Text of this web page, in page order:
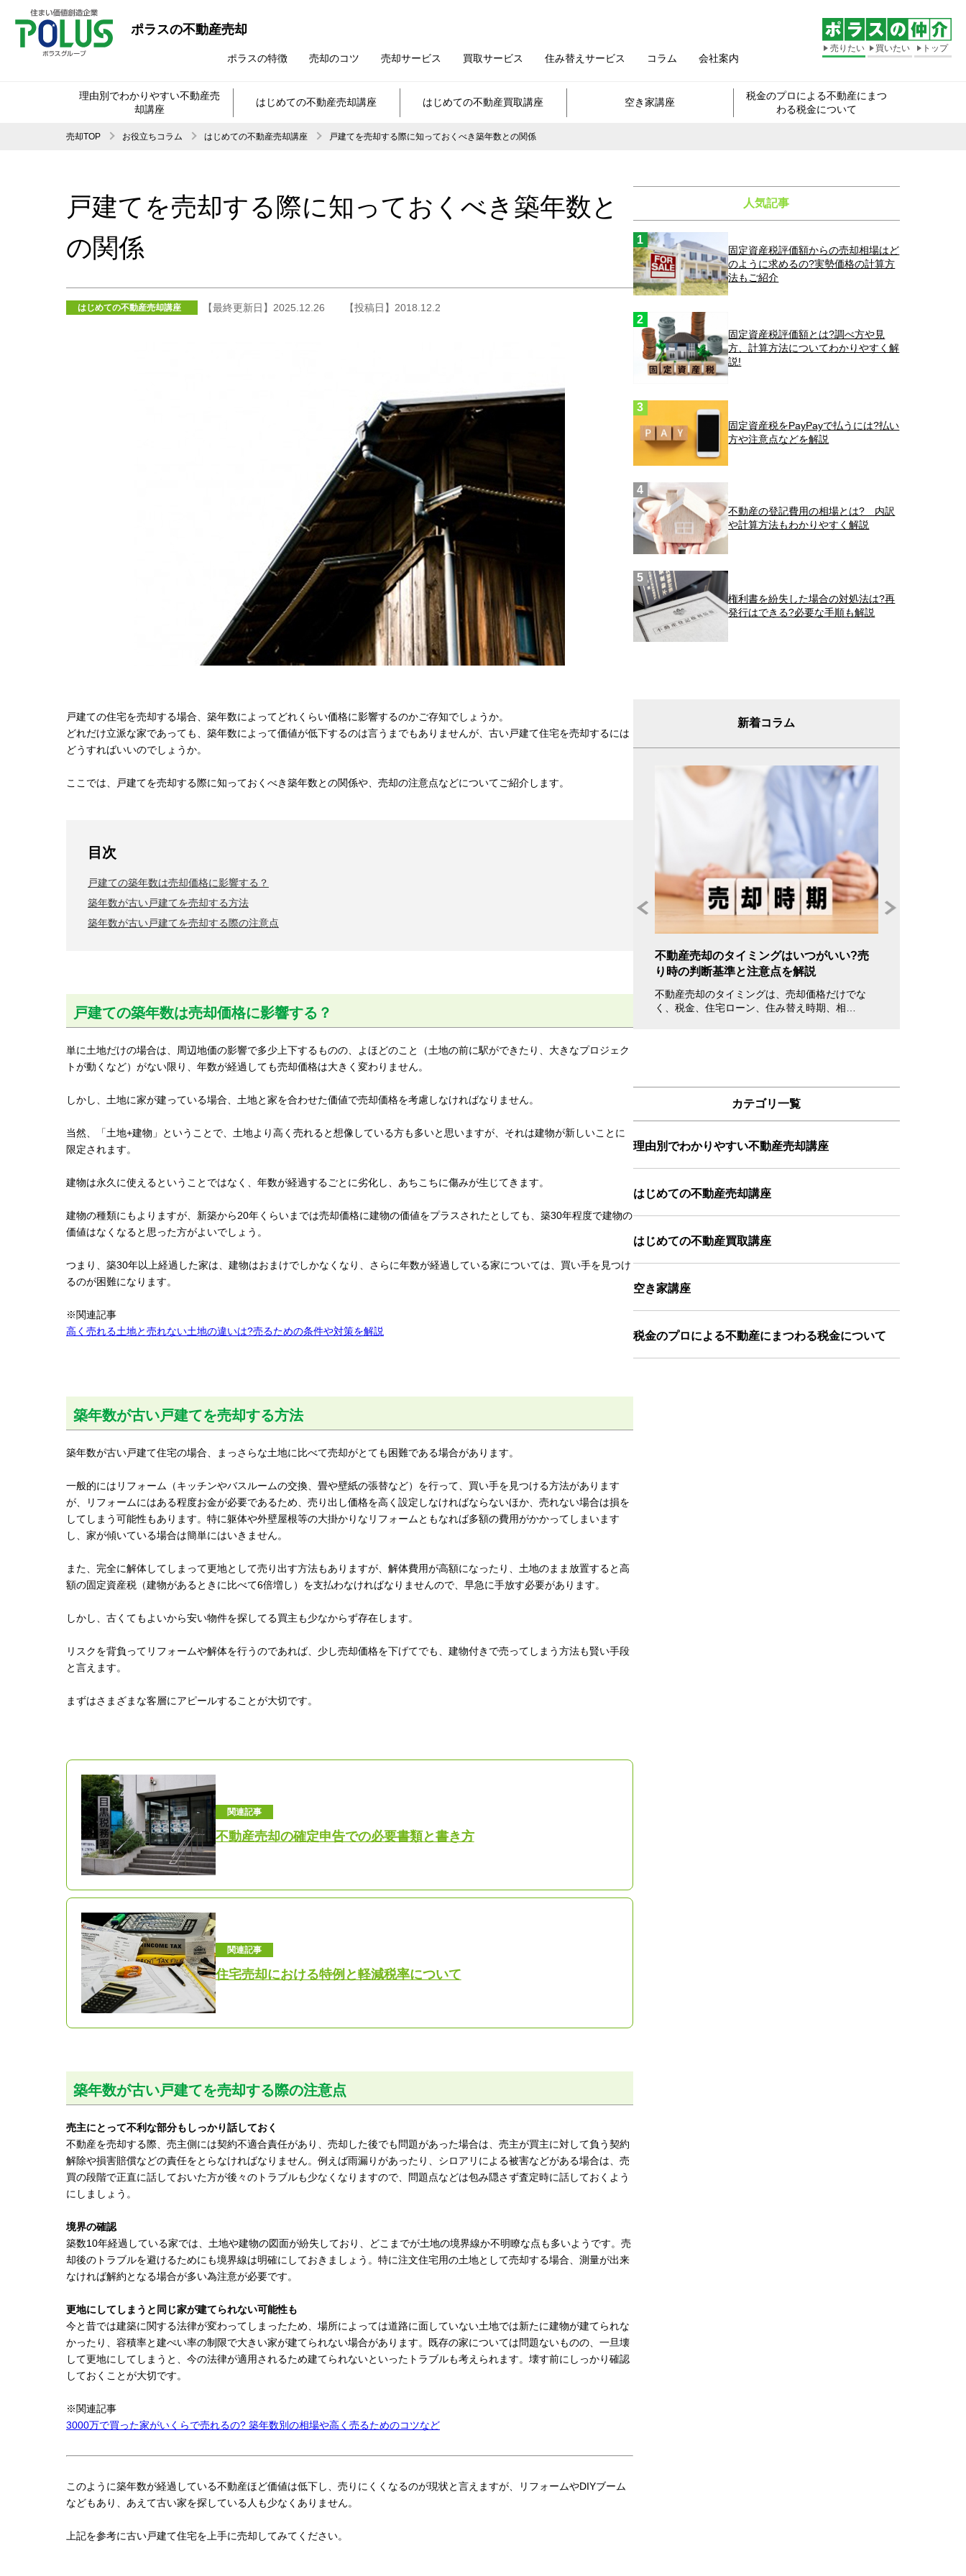
ポラスの不動産売却
ポラスの特徴 売却のコツ 売却サービス 買取サービス 住み替えサービス コラム 会社案内
売りたい 買いたい トップ
理由別でわかりやすい不動産売
却講座
はじめての不動産売却講座 はじめての不動産買取講座 空き家講座
税金のプロによる不動産にまつ
わる税金について
売却TOP お役立ちコラム はじめての不動産売却講座 戸建てを売却する際に知っておくべき築年数との関係
戸建てを売却する際に知っておくべき築年数と
の関係
はじめての不動産売却講座 【最終更新日】2025.12.26 【投稿日】2018.12.2
戸建ての住宅を売却する場合、築年数によってどれくらい価格に影響するのかご存知でしょうか。
どれだけ立派な家であっても、築年数によって価値が低下するのは言うまでもありませんが、古い戸建て住宅を売却するには
どうすればいいのでしょうか。
ここでは、戸建てを売却する際に知っておくべき築年数との関係や、売却の注意点などについてご紹介します。
目次
戸建ての築年数は売却価格に影響する？
築年数が古い戸建てを売却する方法
築年数が古い戸建てを売却する際の注意点
戸建ての築年数は売却価格に影響する？
単に土地だけの場合は、周辺地価の影響で多少上下するものの、よほどのこと（土地の前に駅ができたり、大きなプロジェク
トが動くなど）がない限り、年数が経過しても売却価格は大きく変わりません。
しかし、土地に家が建っている場合、土地と家を合わせた価値で売却価格を考慮しなければなりません。
当然、「土地+建物」ということで、土地より高く売れると想像している方も多いと思いますが、それは建物が新しいことに
限定されます。
建物は永久に使えるということではなく、年数が経過するごとに劣化し、あちこちに傷みが生じてきます。
建物の種類にもよりますが、新築から20年くらいまでは売却価格に建物の価値をプラスされたとしても、築30年程度で建物の
価値はなくなると思った方がよいでしょう。
つまり、築30年以上経過した家は、建物はおまけでしかなくなり、さらに年数が経過している家については、買い手を見つけ
るのが困難になります。
※関連記事
高く売れる土地と売れない土地の違いは?売るための条件や対策を解説
築年数が古い戸建てを売却する方法
築年数が古い戸建て住宅の場合、まっさらな土地に比べて売却がとても困難である場合があります。
一般的にはリフォーム（キッチンやバスルームの交換、畳や壁紙の張替など）を行って、買い手を見つける方法があります
が、リフォームにはある程度お金が必要であるため、売り出し価格を高く設定しなければならないほか、売れない場合は損を
してしまう可能性もあります。特に躯体や外壁屋根等の大掛かりなリフォームともなれば多額の費用がかかってしまいます
し、家が傾いている場合は簡単にはいきません。
また、完全に解体してしまって更地として売り出す方法もありますが、解体費用が高額になったり、土地のまま放置すると高
額の固定資産税（建物があるときに比べて6倍増し）を支払わなければなりませんので、早急に手放す必要があります。
しかし、古くてもよいから安い物件を探してる買主も少なからず存在します。
リスクを背負ってリフォームや解体を行うのであれば、少し売却価格を下げてでも、建物付きで売ってしまう方法も賢い手段
と言えます。
まずはさまざまな客層にアピールすることが大切です。
関連記事
不動産売却の確定申告での必要書類と書き方
関連記事
住宅売却における特例と軽減税率について
築年数が古い戸建てを売却する際の注意点
売主にとって不利な部分もしっかり話しておく
不動産を売却する際、売主側には契約不適合責任があり、売却した後でも問題があった場合は、売主が買主に対して負う契約
解除や損害賠償などの責任をとらなければなりません。例えば雨漏りがあったり、シロアリによる被害などがある場合は、売
買の段階で正直に話しておいた方が後々のトラブルも少なくなりますので、問題点などは包み隠さず査定時に話しておくよう
にしましょう。
境界の確認
築数10年経過している家では、土地や建物の図面が紛失しており、どこまでが土地の境界線か不明瞭な点も多いようです。売
却後のトラブルを避けるためにも境界線は明確にしておきましょう。特に注文住宅用の土地として売却する場合、測量が出来
なければ解約となる場合が多い為注意が必要です。
更地にしてしまうと同じ家が建てられない可能性も
今と昔では建築に関する法律が変わってしまったため、場所によっては道路に面していない土地では新たに建物が建てられな
かったり、容積率と建ぺい率の制限で大きい家が建てられない場合があります。既存の家については問題ないものの、一旦壊
して更地にしてしまうと、今の法律が適用されるため建てられないといったトラブルも考えられます。壊す前にしっかり確認
しておくことが大切です。
※関連記事
3000万で買った家がいくらで売れるの? 築年数別の相場や高く売るためのコツなど
このように築年数が経過している不動産ほど価値は低下し、売りにくくなるのが現状と言えますが、リフォームやDIYブーム
などもあり、あえて古い家を探している人も少なくありません。
上記を参考に古い戸建て住宅を上手に売却してみてください。
人気記事
固定資産税評価額からの売却相場はど
のように求めるの?実勢価格の計算方
法もご紹介
固定資産税評価額とは?調べ方や見
方、計算方法についてわかりやすく解
説!
固定資産税をPayPayで払うには?払い
方や注意点などを解説
不動産の登記費用の相場とは? 内訳
や計算方法もわかりやすく解説
権利書を紛失した場合の対処法は?再
発行はできる?必要な手順も解説
新着コラム
不動産売却のタイミングはいつがいい?売
り時の判断基準と注意点を解説
不動産売却のタイミングは、売却価格だけでな
く、税金、住宅ローン、住み替え時期、相…
カテゴリ一覧
理由別でわかりやすい不動産売却講座
はじめての不動産売却講座
はじめての不動産買取講座
空き家講座
税金のプロによる不動産にまつわる税金について